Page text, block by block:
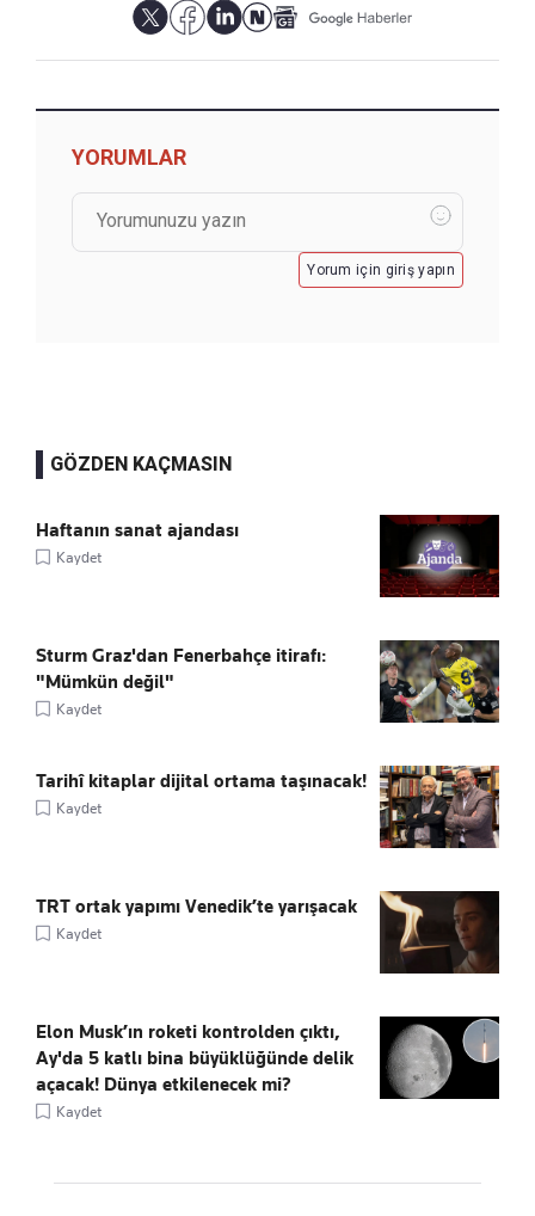
YORUMLAR
Yorum için giriş yapın
GÖZDEN KAÇMASIN
Haftanın sanat ajandası
Kaydet
Sturm Graz'dan Fenerbahçe itirafı:
"Mümkün değil"
Kaydet
Tarihî kitaplar dijital ortama taşınacak!
Kaydet
TRT ortak yapımı Venedik’te yarışacak
Kaydet
Elon Musk’ın roketi kontrolden çıktı,
Ay'da 5 katlı bina büyüklüğünde delik
açacak! Dünya etkilenecek mi?
Kaydet